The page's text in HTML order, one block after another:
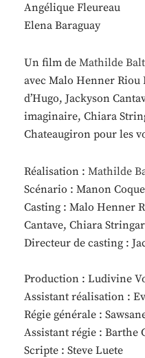
Angélique Fleureau
Elena Baraguay
Un film de Mathilde
avec Malo Henner Riou
d’Hugo, Jackyson
imaginaire, Chiara
Chateaugiron pour les
Réalisation : Mathilde
Scénario : Manon
Casting : Malo Henner
Cantave, Chiara
Directeur de casting :
Production : Ludivine
Assistant réalisation :
Régie générale :
Assistant régie : Barthe
Scripte : Steve Luete